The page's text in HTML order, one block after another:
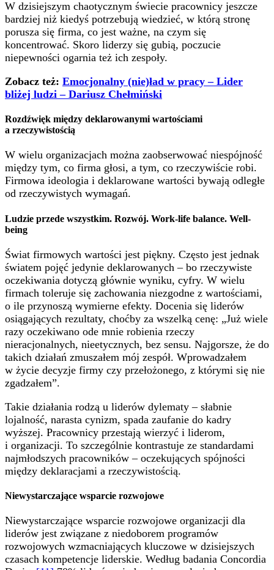
W dzisiejszym chaotycznym świecie pracownicy jeszcze
bardziej niż kiedyś potrzebują wiedzieć, w którą stronę
porusza się firma, co jest ważne, na czym się
koncentrować. Skoro liderzy się gubią, poczucie
niepewności ogarnia też ich zespoły.
Zobacz też: Emocjonalny (nie)ład w pracy – Lider
bliżej ludzi – Dariusz Chełmiński
Rozdźwięk między deklarowanymi wartościami
a rzeczywistością
W wielu organizacjach można zaobserwować niespójność
między tym, co firma głosi, a tym, co rzeczywiście robi.
Firmowa ideologia i deklarowane wartości bywają odległe
od rzeczywistych wymagań.
Ludzie przede wszystkim. Rozwój. Work-life balance. Well-
being
Świat firmowych wartości jest piękny. Często jest jednak
światem pojęć jedynie deklarowanych – bo rzeczywiste
oczekiwania dotyczą głównie wyniku, cyfry. W wielu
firmach toleruje się zachowania niezgodne z wartościami,
o ile przynoszą wymierne efekty. Docenia się liderów
osiągających rezultaty, choćby za wszelką cenę: „Już wiele
razy oczekiwano ode mnie robienia rzeczy
nieracjonalnych, nieetycznych, bez sensu. Najgorsze, że do
takich działań zmuszałem mój zespół. Wprowadzałem
w życie decyzje firmy czy przełożonego, z którymi się nie
zgadzałem”.
Takie działania rodzą u liderów dylematy – słabnie
lojalność, narasta cynizm, spada zaufanie do kadry
wyższej. Pracownicy przestają wierzyć i liderom,
i organizacji. To szczególnie kontrastuje ze standardami
najmłodszych pracowników – oczekujących spójności
między deklaracjami a rzeczywistością.
Niewystarczające wsparcie rozwojowe
Niewystarczające wsparcie rozwojowe organizacji dla
liderów jest związane z niedoborem programów
rozwojowych wzmacniających kluczowe w dzisiejszych
czasach kompetencje liderskie. Według badania Concordia